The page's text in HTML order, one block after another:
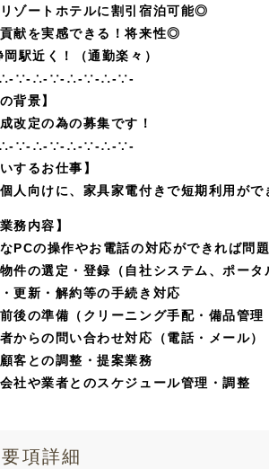
ゾートホテルに割引宿泊可能◎
献を実感できる！将来性◎
駅近く！（通勤楽々）
∵-∴-∵-∴-∵-∴-∵-
背景】
改定の為の募集です！
∵-∴-∵-∴-∵-∴-∵-
するお仕事】
人向けに、家具家電付きで短期利用が
務内容】
PCの操作やお電話の対応ができれば問
件の選定・登録（自社システム、ポータ
更新・解約等の手続き対応
後の準備（クリーニング手配・備品管理
からの問い合わせ対応（電話・メール）
客との調整・提案業務
社や業者とのスケジュール管理・調整
項詳細